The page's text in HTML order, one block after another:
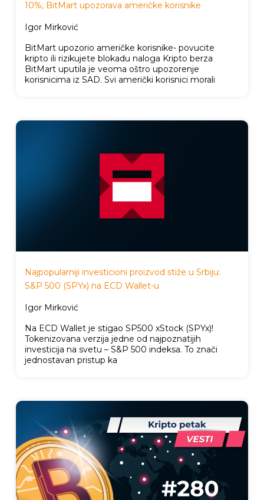
10%, BitMart upozorava američke korisnike
Igor Mirković
BitMart upozorio američke korisnike- povucite
kripto ili rizikujete blokadu naloga Kripto berza
BitMart uputila je veoma oštro upozorenje
korisnicima iz SAD. Svi američki korisnici morali
Najpopularniji investicioni proizvod stiže u Srbiju:
S&P 500 (SPYx) na ECD Wallet-u
Igor Mirković
Na ECD Wallet je stigao SP500 xStock (SPYx)!
Tokenizovana verzija jedne od najpoznatijih
investicija na svetu – S&P 500 indeksa. To znači
jednostavan pristup ka